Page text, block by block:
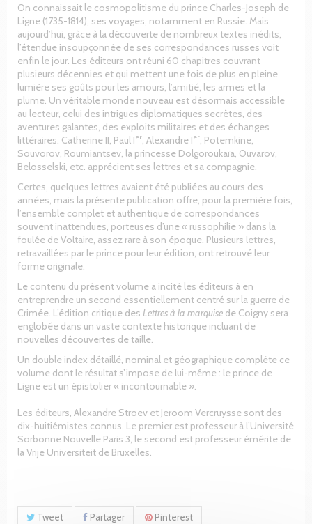
On connaissait le cosmopolitisme du prince Charles-Joseph de
Ligne (1735-1814), ses voyages, notamment en Russie. Mais
aujourd’hui, grâce à la découverte de nombreux textes inédits,
l’étendue insoupçonnée de ses correspondances russes voit
enfin le jour. Les éditeurs ont réuni 60 chapitres couvrant
plusieurs décennies et qui mettent une fois de plus en pleine
lumière ses goûts pour les amours, l’amitié, les armes et la
plume. Un véritable monde nouveau est désormais accessible
au lecteur, celui des intrigues diplomatiques secrètes, des
aventures galantes, des exploits militaires et des échanges
littéraires. Catherine II, Paul Ier , Alexandre Ier , Potemkine,
Souvorov, Roumiantsev, la princesse Dolgoroukaïa, Ouvarov,
Belosselski, etc. apprécient ses lettres et sa compagnie.
Certes, quelques lettres avaient été publiées au cours des
années, mais la présente publication offre, pour la première fois,
l’ensemble complet et authentique de correspondances
souvent inattendues, porteuses d’une « russophilie » dans la
foulée de Voltaire, assez rare à son époque. Plusieurs lettres,
retravaillées par le prince pour leur édition, ont retrouvé leur
forme originale.
Le contenu du présent volume a incité les éditeurs à en
entreprendre un second essentiellement centré sur la guerre de
Crimée. L’édition critique des Lettres à la marquise de Coigny sera
englobée dans un vaste contexte historique incluant de
nouvelles découvertes de taille.
Un double index détaillé, nominal et géographique complète ce
volume dont le résultat s’impose de lui-même : le prince de
Ligne est un épistolier « incontournable ».
Les éditeurs, Alexandre Stroev et Jeroom Vercruysse sont des
dix-huitiémistes connus. Le premier est professeur à l’Université
Sorbonne Nouvelle Paris 3, le second est professeur émérite de
la Vrije Universiteit de Bruxelles.
Tweet Partager Pinterest